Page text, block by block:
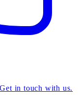
in touch with us.